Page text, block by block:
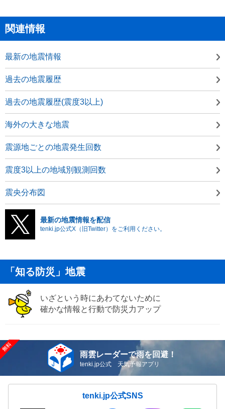
関連情報
最新の地震情報
過去の地震履歴
過去の地震履歴(震度3以上)
海外の大きな地震
震源地ごとの地震発生回数
震度3以上の地域別観測回数
震央分布図
最新の地震情報を配信
tenki.jp公式X（旧Twitter）をご利用ください。
「知る防災」地震
いざという時にあわてないために
確かな情報と行動で防災力アップ
雨雲レーダーで雨を回避！
tenki.jp公式 天気予報アプリ
tenki.jp公式SNS